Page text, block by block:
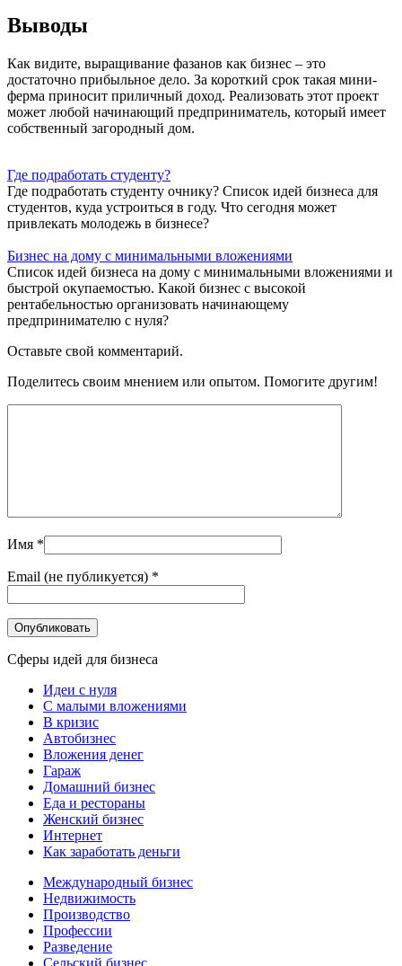
Выводы
Как видите, выращивание фазанов как бизнес – это
достаточно прибыльное дело. За короткий срок такая мини-
ферма приносит приличный доход. Реализовать этот проект
может любой начинающий предприниматель, который имеет
собственный загородный дом.
Где подработать студенту?
Где подработать студенту очнику? Список идей бизнеса для
студентов, куда устроиться в году. Что сегодня может
привлекать молодежь в бизнесе?
Бизнес на дому с минимальными вложениями
Список идей бизнеса на дому с минимальными вложениями и
быстрой окупаемостью. Какой бизнес с высокой
рентабельностью организовать начинающему
предпринимателю с нуля?
Оставьте свой комментарий.
Поделитесь своим мнением или опытом. Помогите другим!
Имя *
Email (не публикуется) *
Сферы идей для бизнеса
Идеи с нуля
С малыми вложениями
В кризис
Автобизнес
Вложения денег
Гараж
Домашний бизнес
Еда и рестораны
Женский бизнес
Интернет
Как заработать деньги
Международный бизнес
Недвижимость
Производство
Профессии
Разведение